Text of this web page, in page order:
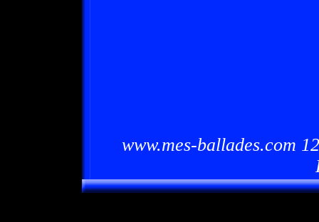
www.mes-ballades.com